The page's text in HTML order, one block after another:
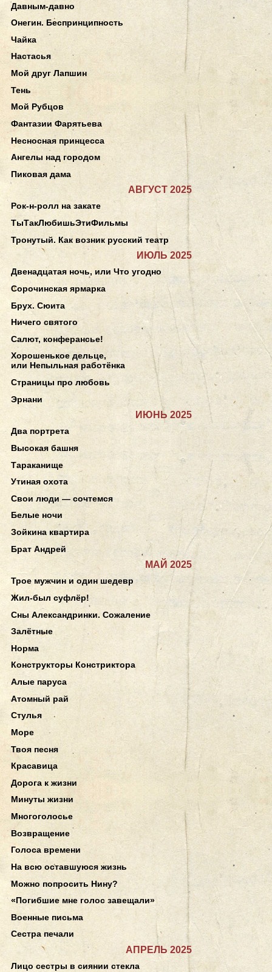
Давным-давно
Онегин. Беспринципность
Чайка
Настасья
Мой друг Лапшин
Тень
Мой Рубцов
Фантазии Фарятьева
Несносная принцесса
Ангелы над городом
Пиковая дама
АВГУСТ 2025
Рок-н-ролл на закате
ТыТакЛюбишьЭтиФильмы
Тронутый. Как возник русский театр
ИЮЛЬ 2025
Двенадцатая ночь, или Что угодно
Сорочинская ярмарка
Брух. Сюита
Ничего святого
Салют, конферансье!
Хорошенькое дельце,
или Непыльная работёнка
Страницы про любовь
Эрнани
ИЮНЬ 2025
Два портрета
Высокая башня
Тараканище
Утиная охота
Свои люди — сочтемся
Белые ночи
Зойкина квартира
Брат Андрей
МАЙ 2025
Трое мужчин и один шедевр
Жил-был суфлёр!
Сны Александринки. Сожаление
Залётные
Норма
Конструкторы Констриктора
Алые паруса
Атомный рай
Стулья
Море
Твоя песня
Красавица
Дорога к жизни
Минуты жизни
Многоголосье
Возвращение
Голоса времени
На всю оставшуюся жизнь
Можно попросить Нину?
«Погибшие мне голос завещали»
Военные письма
Сестра печали
АПРЕЛЬ 2025
Лицо сестры в сиянии стекла